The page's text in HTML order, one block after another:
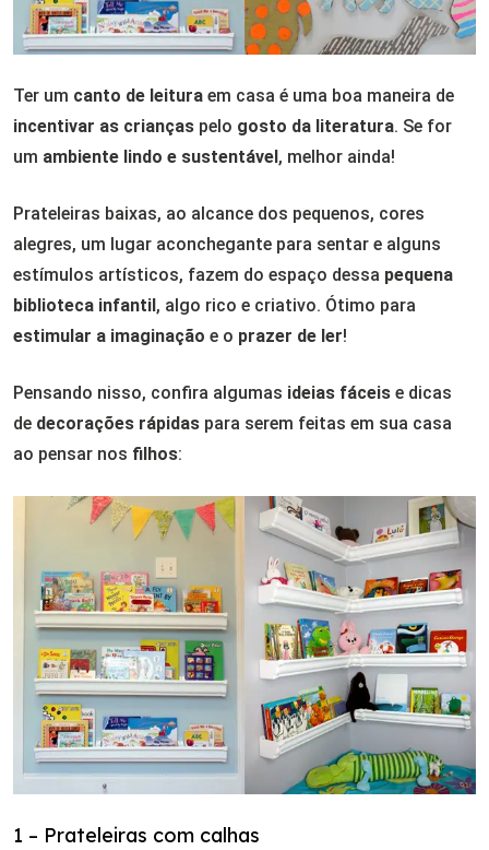
Ter um canto de leitura em casa é uma boa maneira de
incentivar as crianças pelo gosto da literatura. Se for
um ambiente lindo e sustentável, melhor ainda!
Prateleiras baixas, ao alcance dos pequenos, cores
alegres, um lugar aconchegante para sentar e alguns
estímulos artísticos, fazem do espaço dessa pequena
biblioteca infantil, algo rico e criativo. Ótimo para
estimular a imaginação e o prazer de ler!
Pensando nisso, confira algumas ideias fáceis e dicas
de decorações rápidas para serem feitas em sua casa
ao pensar nos filhos:
1 – Prateleiras com calhas